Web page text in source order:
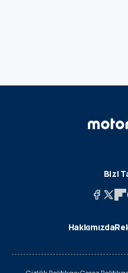
Bizi
Hakkımızda